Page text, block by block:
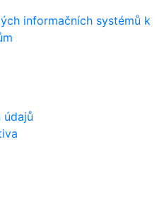
informačních systémů k
údajů